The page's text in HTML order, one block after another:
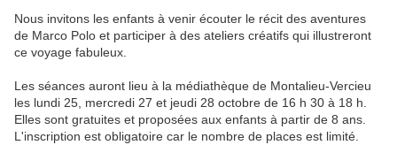
Nous invitons les enfants à venir écouter le récit des aventures
de Marco Polo et participer à des ateliers créatifs qui illustreront
ce voyage fabuleux.
Les séances auront lieu à la médiathèque de Montalieu-Vercieu
les lundi 25, mercredi 27 et jeudi 28 octobre de 16 h 30 à 18 h.
Elles sont gratuites et proposées aux enfants à partir de 8 ans.
L'inscription est obligatoire car le nombre de places est limité.